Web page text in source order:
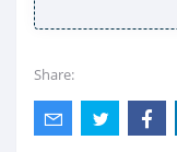
Share: